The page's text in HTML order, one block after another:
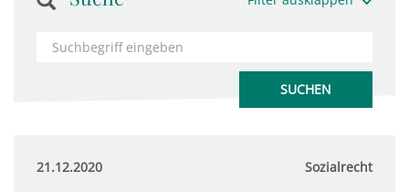
21.12.2020 Sozialrecht